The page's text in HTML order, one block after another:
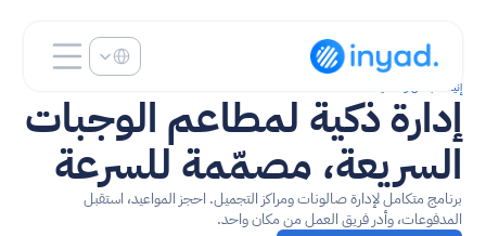
إنياد للجمال والعافية
السريعة، مصمّمة للسرعة
المدفوعات، وأدر فريق العمل من مكان واحد.
Select Language